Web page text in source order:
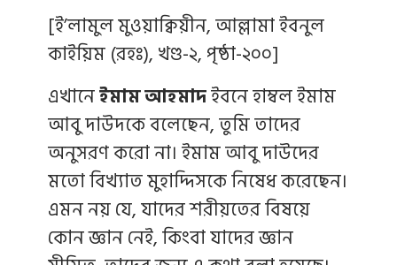
[ই’লামুল মুওয়াক্বিয়ীন, আল্লামা ইবনুল
কাইয়িম (রহঃ), খণ্ড-২, পৃষ্ঠা-২০০]
এখানেইমাম আহমাদইবনে হাম্বল ইমাম
আবু দাউদকে বলেছেন, তুমি তাদের
অনুসরণ করো না। ইমাম আবু দাউদের
মতো বিখ্যাত মুহাদ্দিসকে নিষেধ করেছেন।
এমন নয় যে, যাদের শরীয়তের বিষয়ে
কোন জ্ঞান নেই, কিংবা যাদের জ্ঞান